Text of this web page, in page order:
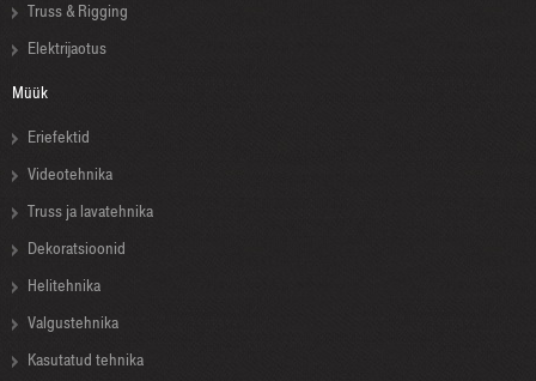
Truss & Rigging
Elektrijaotus
Müük
Eriefektid
Videotehnika
Truss ja lavatehnika
Dekoratsioonid
Helitehnika
Valgustehnika
Kasutatud tehnika